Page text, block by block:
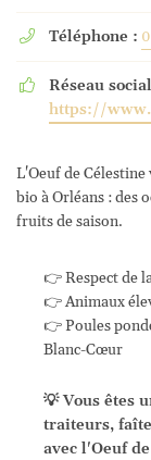
 Téléphone :

Réseau
https://
L'Oeuf de
bio à Orléans : des
fruits de saison.
👉 Respect de
👉 Animaux
👉 Poules
Blanc-Cœur
💡 Vous êtes
traiteurs,
avec l'Oeuf